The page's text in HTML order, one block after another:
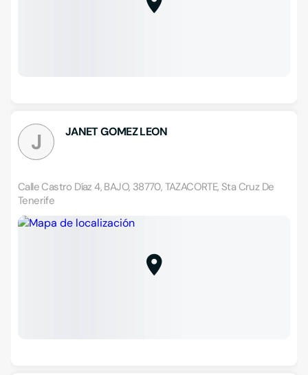
J JANET GOMEZ LEON
Calle Castro Díaz 4, BAJO, 38770, TAZACORTE, Sta Cruz De
Tenerife